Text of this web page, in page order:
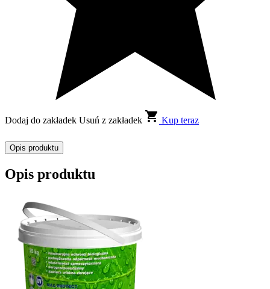
Dodaj do zakładek Usuń z zakładek Kup teraz
Opis produktu
Opis produktu